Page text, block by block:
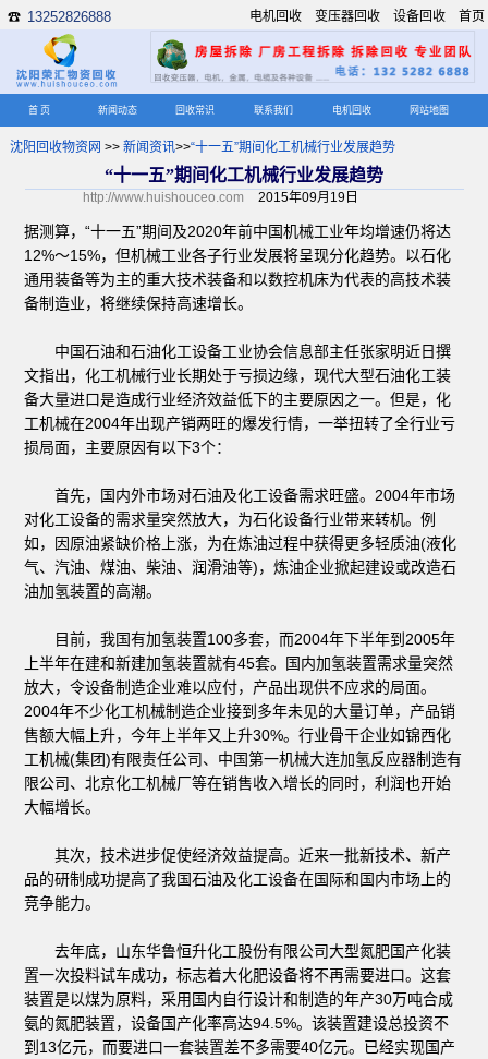
☎ 13252826888 首页
设备回收
变压器回收
电机回收
首 页 新闻动态 回收常识 联系我们 电机回收 网站地图
沈阳回收物资网 >> 新闻资讯>>“十一五”期间化工机械行业发展趋势
“十一五”期间化工机械行业发展趋势
http://www.huishouceo.com 2015年09月19日
据测算，“十一五”期间及2020年前中国机械工业年均增速仍将达
12%～15%，但机械工业各子行业发展将呈现分化趋势。以石化
通用装备等为主的重大技术装备和以数控机床为代表的高技术装
备制造业，将继续保持高速增长。
中国石油和石油化工设备工业协会信息部主任张家明近日撰
文指出，化工机械行业长期处于亏损边缘，现代大型石油化工装
备大量进口是造成行业经济效益低下的主要原因之一。但是，化
工机械在2004年出现产销两旺的爆发行情，一举扭转了全行业亏
损局面，主要原因有以下3个：
首先，国内外市场对石油及化工设备需求旺盛。2004年市场
对化工设备的需求量突然放大，为石化设备行业带来转机。例
如，因原油紧缺价格上涨，为在炼油过程中获得更多轻质油(液化
气、汽油、煤油、柴油、润滑油等)，炼油企业掀起建设或改造石
油加氢装置的高潮。
目前，我国有加氢装置100多套，而2004年下半年到2005年
上半年在建和新建加氢装置就有45套。国内加氢装置需求量突然
放大，令设备制造企业难以应付，产品出现供不应求的局面。
2004年不少化工机械制造企业接到多年未见的大量订单，产品销
售额大幅上升，今年上半年又上升30%。行业骨干企业如锦西化
工机械(集团)有限责任公司、中国第一机械大连加氢反应器制造有
限公司、北京化工机械厂等在销售收入增长的同时，利润也开始
大幅增长。
其次，技术进步促使经济效益提高。近来一批新技术、新产
品的研制成功提高了我国石油及化工设备在国际和国内市场上的
竞争能力。
去年底，山东华鲁恒升化工股份有限公司大型氮肥国产化装
置一次投料试车成功，标志着大化肥设备将不再需要进口。这套
装置是以煤为原料，采用国内自行设计和制造的年产30万吨合成
氨的氮肥装置，设备国产化率高达94.5%。该装置建设总投资不
到13亿元，而要进口一套装置差不多需要40亿元。已经实现国产